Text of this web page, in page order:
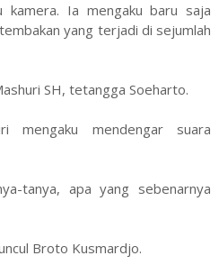
kamera. Ia mengaku baru saja
yang terjadi di sejumlah
SH, tetangga Soeharto.
mengaku mendengar suara
tanya, apa yang sebenarnya
Broto Kusmardjo.